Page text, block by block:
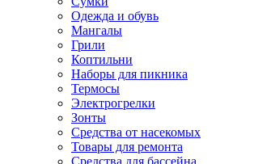
Одежда и обувь
Мангалы
Грили
Коптильни
Наборы для пикника
Термосы
Электрогрелки
Зонты
Средства от насекомых
Товары для ремонта
Средства для бассейна